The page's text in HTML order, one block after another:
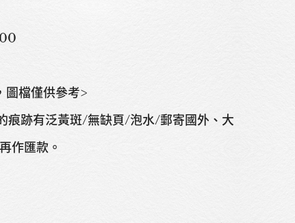
，圖檔僅供參考>
痕跡有泛黃斑/無缺頁/泡水/郵寄國外、大
作匯款。